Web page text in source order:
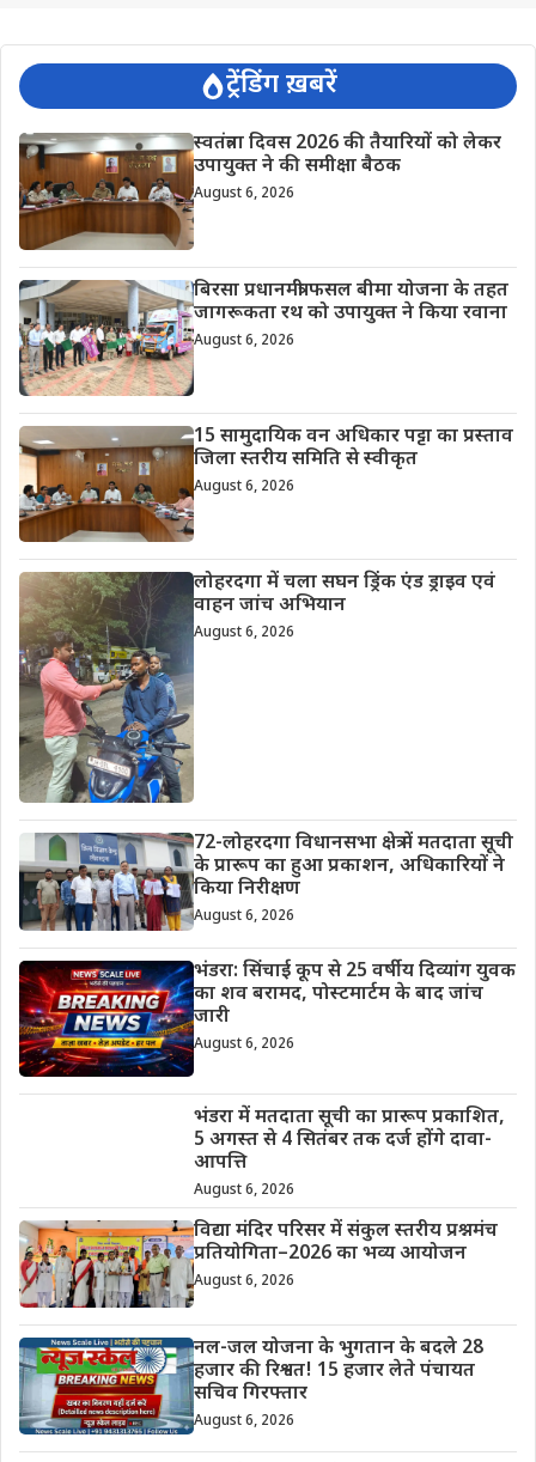
ट्रेंडिंग ख़बरें
स्वतंत्रता दिवस 2026 की तैयारियों को लेकर
उपायुक्त ने की समीक्षा बैठक
August 6, 2026
बिरसा प्रधानमंत्री फसल बीमा योजना के तहत
जागरूकता रथ को उपायुक्त ने किया रवाना
August 6, 2026
15 सामुदायिक वन अधिकार पट्टा का प्रस्ताव
जिला स्तरीय समिति से स्वीकृत
August 6, 2026
लोहरदगा में चला सघन ड्रिंक एंड ड्राइव एवं
वाहन जांच अभियान
August 6, 2026
72-लोहरदगा विधानसभा क्षेत्र में मतदाता सूची
के प्रारूप का हुआ प्रकाशन, अधिकारियों ने
किया निरीक्षण
August 6, 2026
भंडरा: सिंचाई कूप से 25 वर्षीय दिव्यांग युवक
का शव बरामद, पोस्टमार्टम के बाद जांच
जारी
August 6, 2026
भंडरा में मतदाता सूची का प्रारूप प्रकाशित,
5 अगस्त से 4 सितंबर तक दर्ज होंगे दावा-
आपत्ति
August 6, 2026
विद्या मंदिर परिसर में संकुल स्तरीय प्रश्नमंच
प्रतियोगिता–2026 का भव्य आयोजन
August 6, 2026
नल-जल योजना के भुगतान के बदले 28
हजार की रिश्वत! 15 हजार लेते पंचायत
सचिव गिरफ्तार
August 6, 2026